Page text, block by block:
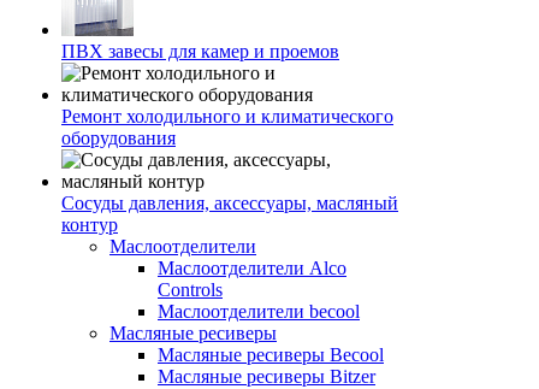
ПВХ завесы для камер и проемов
Ремонт холодильного и климатического
оборудования
Сосуды давления, аксессуары, масляный
контур
Маслоотделители
Маслоотделители Alco
Controls
Маслоотделители becool
Масляные ресиверы
Масляные ресиверы Becool
Масляные ресиверы Bitzer